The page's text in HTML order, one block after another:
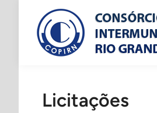
content
Licitações